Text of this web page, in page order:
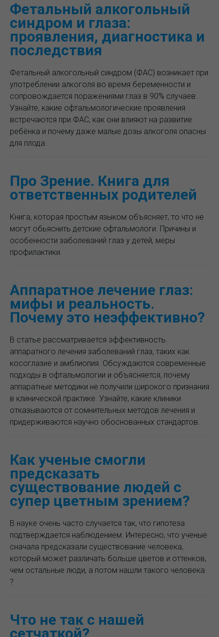
Фетальный алкогольный
синдром и глаза:
проявления, диагностика и
последствия
Фетальный алкогольный синдром (ФАС) возникает при
употреблении алкоголя во время беременности и
сопровождается поражениями глаз в 90% случаев.
Узнайте, какие офтальмологические проявления
встречаются при ФАС, как они влияют на развитие
ребёнка и почему даже малые дозы алкоголя опасны
для плода.
Про Зрение. Книга для
ответственных родителей
Книга, которая простым языком объясняет, то что не
могут обьяснить детские офтальмологи. Причины и
особенности заболеваний глаз у детей, меры
профилактики.
Аппаратное лечение глаз:
мифы и реальность.
Почему это неэффективно?
В статье рассматривается эффективность
аппаратного лечения заболеваний глаз, таких как
косоглазие и амблиопия. Обсуждаются современные
подходы в офтальмологии и объясняется, почему
аппаратные методики не получили широкого признания
в клинической практике. Узнайте, какие клиники
отказываются от сомнительных методов лечения и
придерживаются научно обоснованных стандартов.
Как ученые смогли
предсказать
существование людей с
супер цветным зрением?
В науке очень часто случается так, что гипотеза
подтверждается наблюдением. Интересно, что ученые
сначала предсказали существование человека,
который может различать больше цветов и оттенков,
чем остальные люди, а потом нашли такого человека
?
Что не так с нашей
сетчаткой?